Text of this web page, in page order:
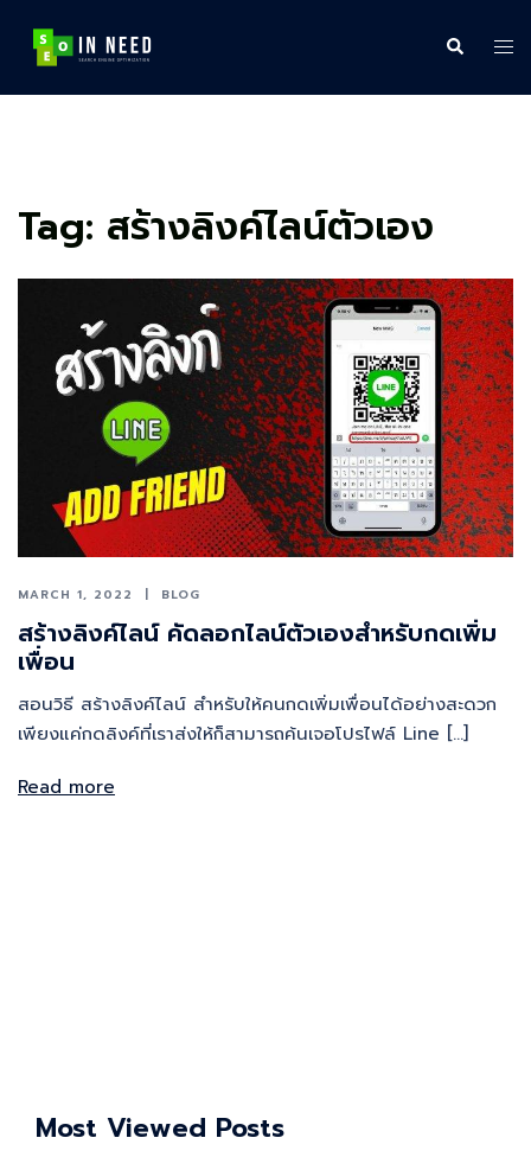
content
Search
Tag: สร้างลิงค์ไลน์ตัวเอง
MARCH 1, 2022 BLOG
สร้างลิงค์ไลน์ คัดลอกไลน์ตัวเองสำหรับกดเพิ่ม
เพื่อน
สอนวิธี สร้างลิงค์ไลน์ สำหรับให้คนกดเพิ่มเพื่อนได้อย่างสะดวก
เพียงแค่กดลิงค์ที่เราส่งให้ก็สามารถค้นเจอโปรไฟล์ Line […]
Read more
Most Viewed Posts